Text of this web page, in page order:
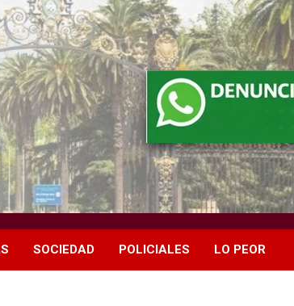
SOCIEDAD POLICIALES LO PEOR